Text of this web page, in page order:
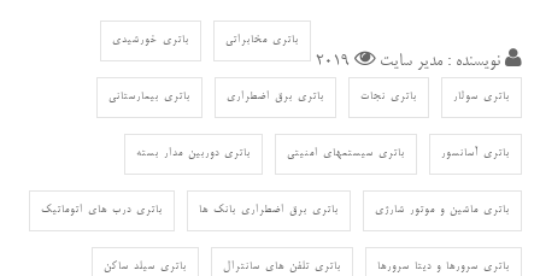
نویسنده : مدیر سایت 2019
باتری مخابراتی باتری خورشیدی
باتری سولار باتری نجات باتری برق اضطراری باتری بیمارستانی
باتری آسانسور باتری سیستمهای امنیتی باتری دوربین مدار بسته
باتری ماشین و موتور شارژی باتری برق اضطراری بانک ها باتری درب های اتوماتیک
باتری سرورها و دیتا سرورها باتری تلفن های سانترال باتری سیلد ساکن